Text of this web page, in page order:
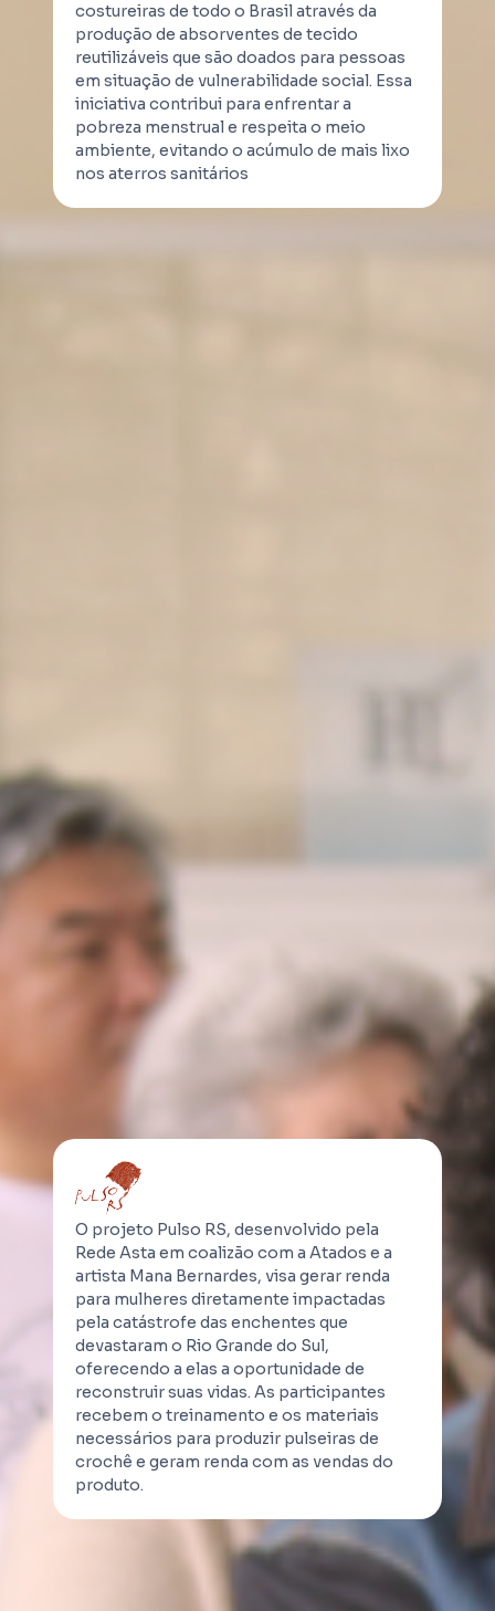
costureiras de todo o Brasil através da
produção de absorventes de tecido
reutilizáveis que são doados para pessoas
em situação de vulnerabilidade social. Essa
iniciativa contribui para enfrentar a
pobreza menstrual e respeita o meio
ambiente, evitando o acúmulo de mais lixo
nos aterros sanitários
O projeto Pulso RS, desenvolvido pela
Rede Asta em coalizão com a Atados e a
artista Mana Bernardes, visa gerar renda
para mulheres diretamente impactadas
pela catástrofe das enchentes que
devastaram o Rio Grande do Sul,
oferecendo a elas a oportunidade de
reconstruir suas vidas. As participantes
recebem o treinamento e os materiais
necessários para produzir pulseiras de
crochê e geram renda com as vendas do
produto.